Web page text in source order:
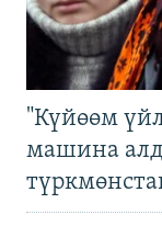
"Күйөөм
машина